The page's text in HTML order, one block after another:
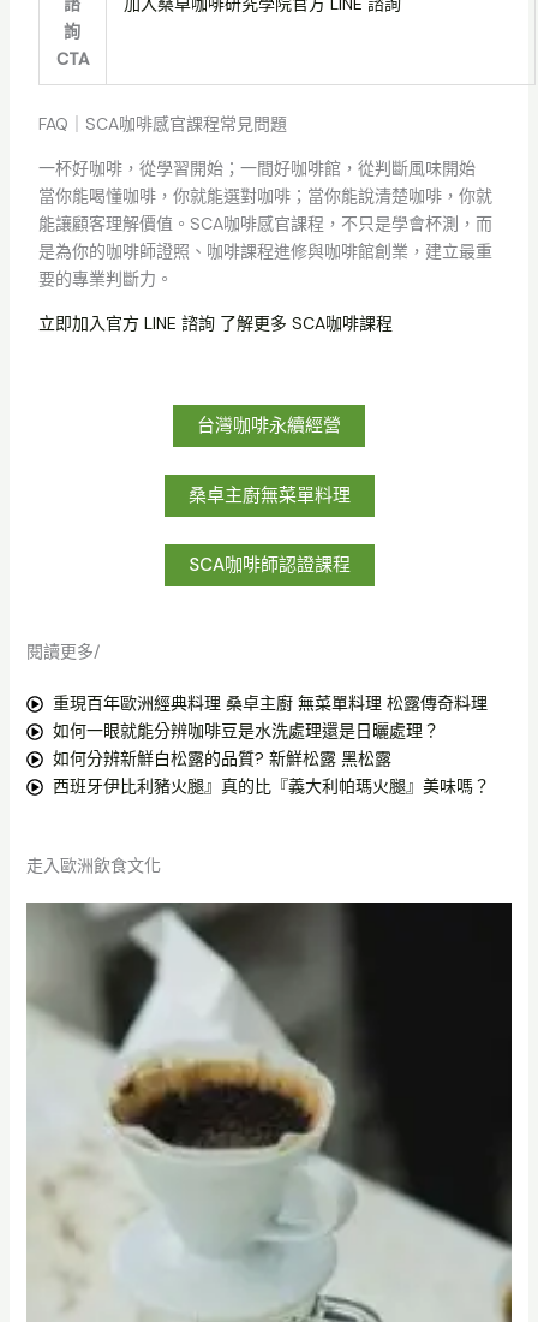
詢
CTA
FAQ｜SCA咖啡感官課程常見問題
一杯好咖啡，從學習開始；一間好咖啡館，從判斷風味開始
當你能喝懂咖啡，你就能選對咖啡；當你能說清楚咖啡，你就
能讓顧客理解價值。SCA咖啡感官課程，不只是學會杯測，而
是為你的咖啡師證照、咖啡課程進修與咖啡館創業，建立最重
要的專業判斷力。
立即加入官方 LINE 諮詢 了解更多 SCA咖啡課程
台灣咖啡永續經營
桑卓主廚無菜單料理
SCA咖啡師認證課程
閱讀更多/
重現百年歐洲經典料理 桑卓主廚 無菜單料理 松露傳奇料理
如何一眼就能分辨咖啡豆是水洗處理還是日曬處理？
如何分辨新鮮白松露的品質? 新鮮松露 黑松露
西班牙伊比利豬火腿』真的比『義大利帕瑪火腿』美味嗎？
走入歐洲飲食文化